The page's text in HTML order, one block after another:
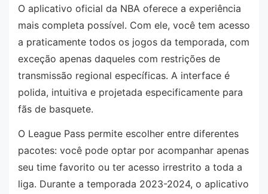
O aplicativo oficial da NBA oferece a experiência
mais completa possível. Com ele, você tem acesso
a praticamente todos os jogos da temporada, com
exceção apenas daqueles com restrições de
transmissão regional específicas. A interface é
polida, intuitiva e projetada especificamente para
fãs de basquete.
O League Pass permite escolher entre diferentes
pacotes: você pode optar por acompanhar apenas
seu time favorito ou ter acesso irrestrito a toda a
liga. Durante a temporada 2023-2024, o aplicativo